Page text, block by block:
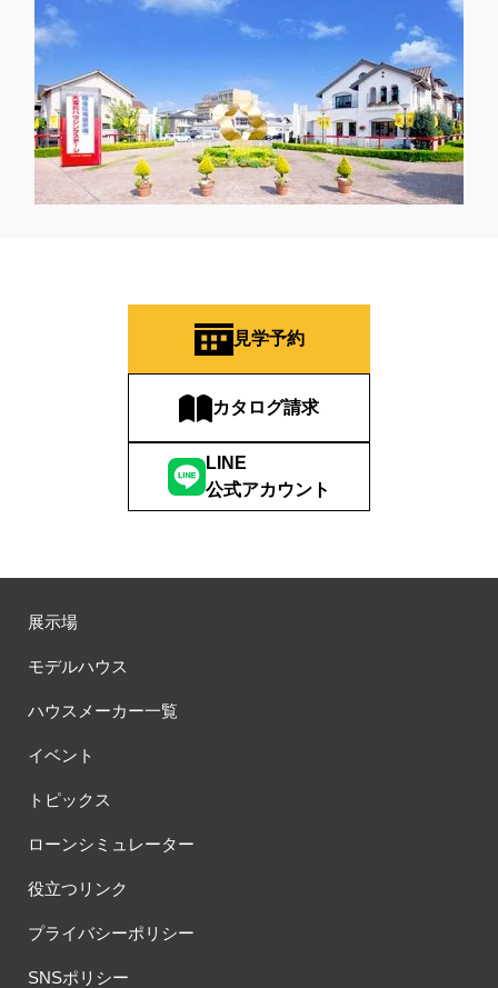
見学予約
カタログ請求
LINE
公式アカウント
展示場
モデルハウス
ハウスメーカー一覧
イベント
トピックス
ローンシミュレーター
役立つリンク
プライバシーポリシー
SNSポリシー